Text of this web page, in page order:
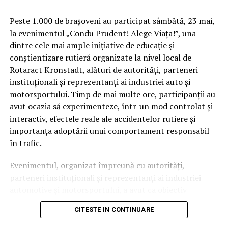
Cum știu dacă am obezitate? Rolul IMC și al
evaluării medicale
Deși Indicele de Masă Corporală (IMC) este utilizat
frecvent pentru clasificarea
Medicul poate lua în considerare raportul talie–
înălțime, impactul asupra sănătății, calitatea vieții,
că doar 20% dintre românii care trăiesc cu obezitate se
declară îngrijorați de starea lor de sănătate din prezent
Peste 1.000 de brașoveni au participat sâmbătă, 23 mai,
la evenimentul „Condu Prudent! Alege Viața!”, una
dintre cele mai ample inițiative de educație și
conștientizare rutieră organizate la nivel local de
Rotaract Kronstadt, alături de autorități, parteneri
instituționali și reprezentanți ai industriei auto și
motorsportului. Timp de mai multe ore, participanții au
avut ocazia să experimenteze, într-un mod controlat și
interactiv, efectele reale ale accidentelor rutiere și
importanța adoptării unui comportament responsabil
în trafic.
Evenimentul, organizat împreună cu autorități,
parteneri instituționali și reprezentanți ai industriei
principal transformarea prevenției într-o experiență
practică și accesibilă publicului larg.
CITESTE IN CONTINUARE